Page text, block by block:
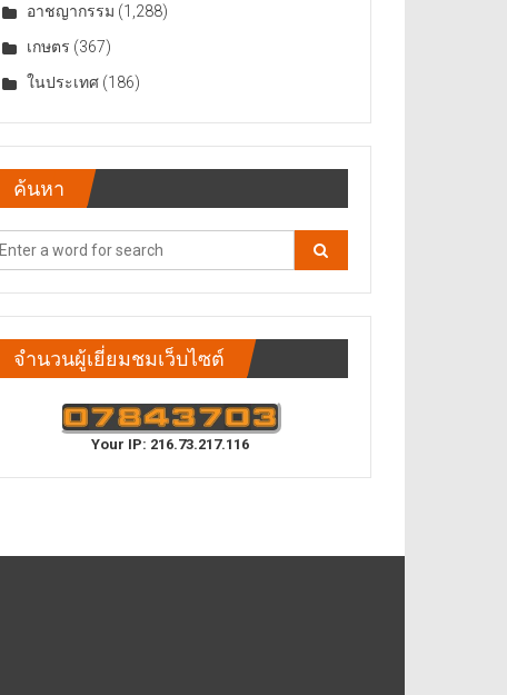
อาชญากรรม (1,288)
เกษตร (367)
ในประเทศ (186)
ค้นหา
จำนวนผู้เยี่ยมชมเว็บไซต์
Your IP: 216.73.217.116